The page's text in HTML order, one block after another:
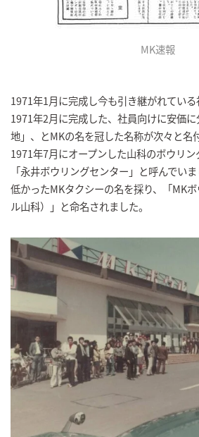
MK速報
1971年1月に完成し今も引き継がれている
1971年2月に完成した、社員向けに安価
地」、とMKの名を冠した名称が次々と名
1971年7月にオープンした山科のボウリ
「永井ボウリングセンター」と呼んでい
低かったMKタクシーの名を採り、「MK
ル山科）」と命名されました。